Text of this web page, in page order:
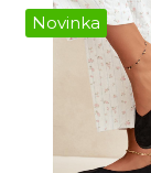
Novinka